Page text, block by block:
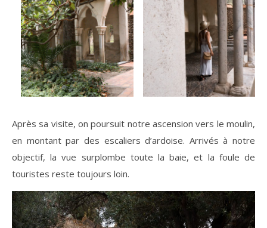
Après sa visite, on poursuit notre ascension vers le moulin,
en montant par des escaliers d’ardoise. Arrivés à notre
objectif, la vue surplombe toute la baie, et la foule de
touristes reste toujours loin.